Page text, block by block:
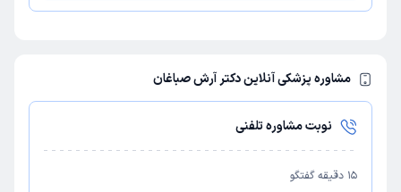
مشاوره پزشکی آنلاین دکتر آرش صباغان
نوبت مشاوره تلفنی
15 دقیقه گفتگو